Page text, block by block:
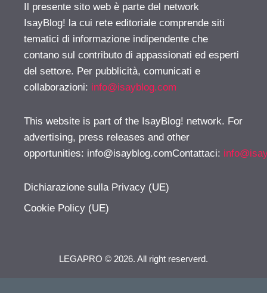
Il presente sito web è parte del network
IsayBlog! la cui rete editoriale comprende siti
tematici di informazione indipendente che
contano sul contributo di appassionati ed esperti
del settore. Per pubblicità, comunicati e
collaborazioni: info@isayblog.com
This website is part of the IsayBlog! network. For
advertising, press releases and other
opportunities: info@isayblog.comContattaci:
Dichiarazione sulla Privacy (UE)
Cookie Policy (UE)
LEGAPRO © 2026. All right reserverd.